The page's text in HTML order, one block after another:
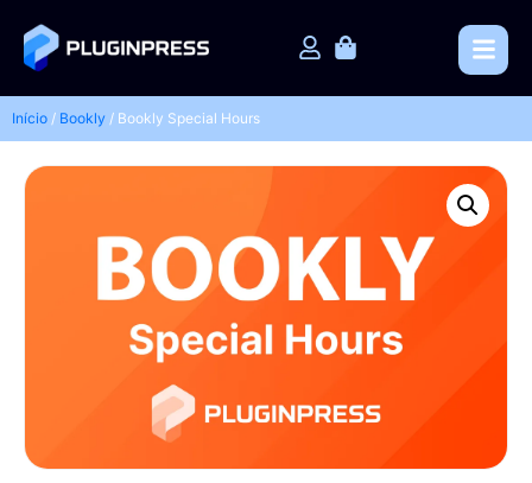
Início / Bookly / Bookly Special Hours